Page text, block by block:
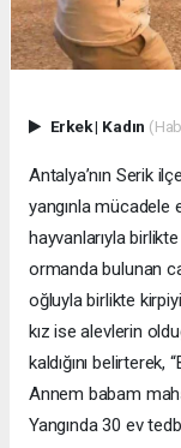
Erkek| Kadın
Antalya’nın Serik
yangınla mücadele
hayvanlarıyla
ormanda bulunan
oğluyla birlikte
kız ise alevlerin
kaldığını belirterek,
Annem babam
Yangında 30 ev